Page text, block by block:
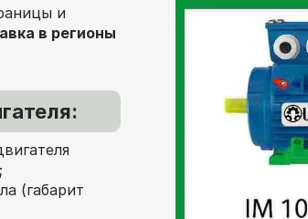
и
в регионы
(габарит